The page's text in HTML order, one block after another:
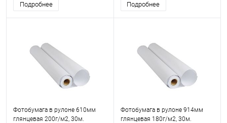
Подробнее Подробнее
Фотобумага в рулоне 610мм
глянцевая 200г/м2, 30м.
Фотобумага в рулоне 914мм
глянцевая 180г/м2, 30м.